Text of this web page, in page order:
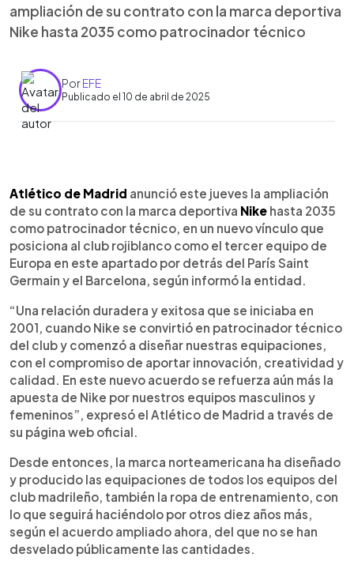
ampliación de su contrato con la marca deportiva
Nike hasta 2035 como patrocinador técnico
PorEFE
Publicado el 10 de abril de 2025
Escuchar artículo
Atlético de Madrid anunció este jueves la ampliación
de su contrato con la marca deportiva Nike hasta 2035
como patrocinador técnico, en un nuevo vínculo que
posiciona al club rojiblanco como el tercer equipo de
Europa en este apartado por detrás del París Saint
Germain y el Barcelona, según informó la entidad.
“Una relación duradera y exitosa que se iniciaba en
2001, cuando Nike se convirtió en patrocinador técnico
del club y comenzó a diseñar nuestras equipaciones,
con el compromiso de aportar innovación, creatividad y
calidad. En este nuevo acuerdo se refuerza aún más la
apuesta de Nike por nuestros equipos masculinos y
femeninos”, expresó el Atlético de Madrid a través de
su página web oficial.
Desde entonces, la marca norteamericana ha diseñado
y producido las equipaciones de todos los equipos del
club madrileño, también la ropa de entrenamiento, con
lo que seguirá haciéndolo por otros diez años más,
según el acuerdo ampliado ahora, del que no se han
desvelado públicamente las cantidades.